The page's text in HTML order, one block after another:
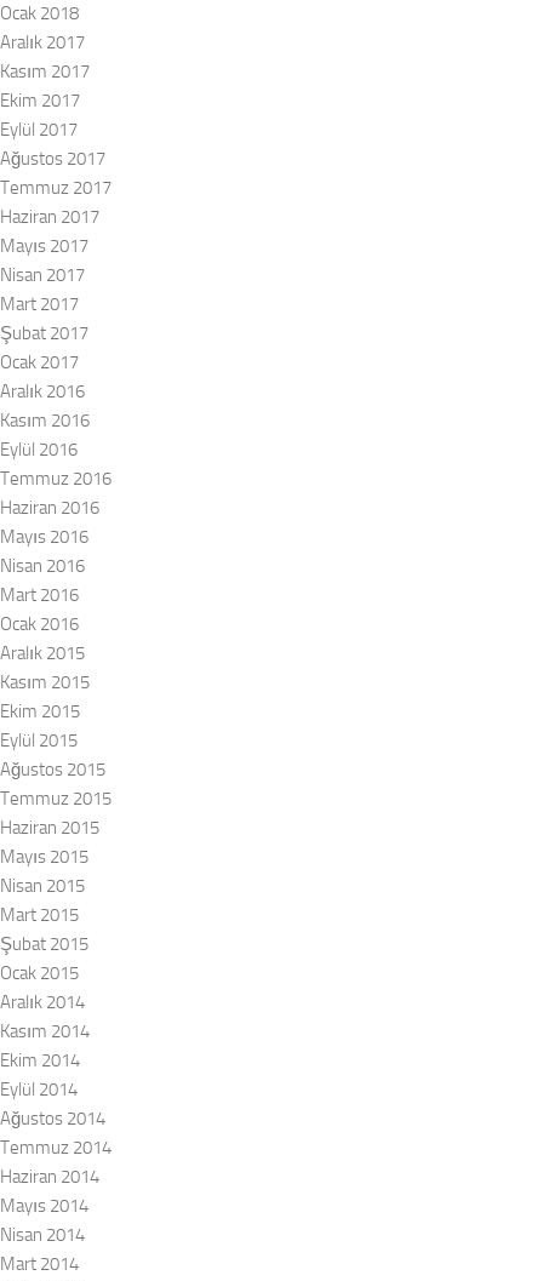
Ocak 2018
Aralık 2017
Kasım 2017
Ekim 2017
Eylül 2017
Ağustos 2017
Temmuz 2017
Haziran 2017
Mayıs 2017
Nisan 2017
Mart 2017
Şubat 2017
Ocak 2017
Aralık 2016
Kasım 2016
Eylül 2016
Temmuz 2016
Haziran 2016
Mayıs 2016
Nisan 2016
Mart 2016
Ocak 2016
Aralık 2015
Kasım 2015
Ekim 2015
Eylül 2015
Ağustos 2015
Temmuz 2015
Haziran 2015
Mayıs 2015
Nisan 2015
Mart 2015
Şubat 2015
Ocak 2015
Aralık 2014
Kasım 2014
Ekim 2014
Eylül 2014
Ağustos 2014
Temmuz 2014
Haziran 2014
Mayıs 2014
Nisan 2014
Mart 2014